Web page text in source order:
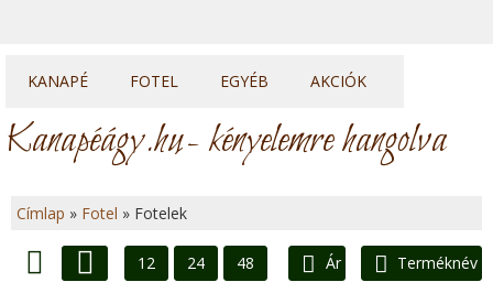
Kanapéágy.hu- kényelemre hangolva
KANAPÉ
Kanapék
Sarok kanapék
Elemes kanapék
FOTEL
Fotelek
Fotelágyak
EGYÉB
Heverők
Franciaágyak
AKCIÓK
Címlap » Fotel » Fotelek
12 24 48 Ár
Terméknév